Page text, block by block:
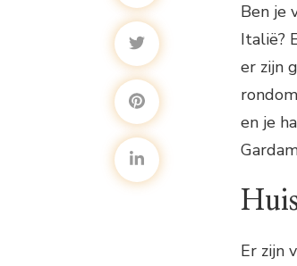
Ben je
Italië?
er zijn
en je
Er zijn